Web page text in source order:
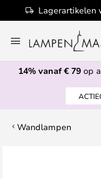
Lagerartikelen
naar
de
inhoud
14% vanaf € 79 op
Wandlampen